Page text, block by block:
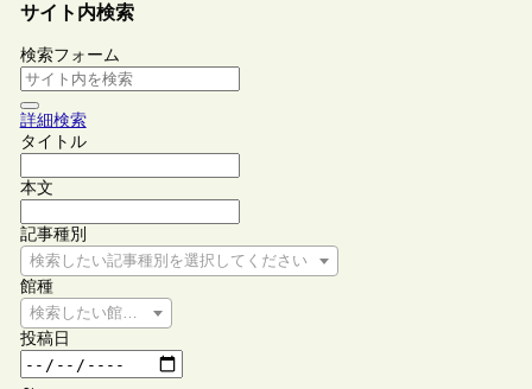
サイト内検索
検索フォーム
詳細検索
タイトル
本文
記事種別
検索したい記事種別を選択してください
館種
検索したい館種を選択してください
投稿日